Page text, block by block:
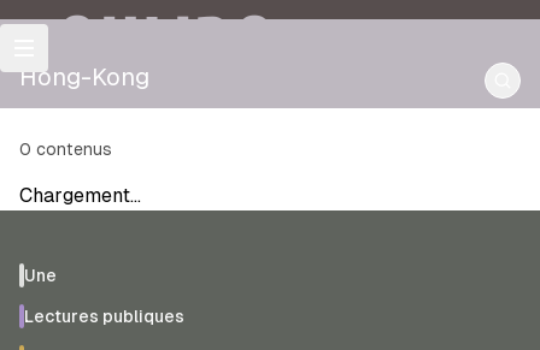
OULIPO
Hong-Kong
0 contenus
Chargement…
Une
Lectures publiques